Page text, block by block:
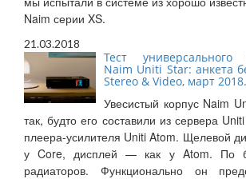
Naim серии XS.
21.03.2018
Тест универсального
Naim Uniti Star: анкета
Stereo & Video, март 2018.
Увесистый корпус Naim
так, будто его составили из сервера
плеера-усилителя Uniti Atom. Щелевой
у Core, дисплей — как у Atom. По
радиаторов. Функционально он